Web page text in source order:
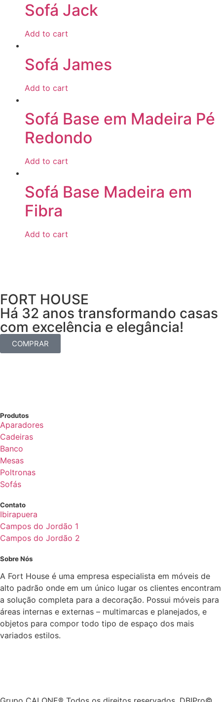
Sofá Jack
Add to cart
Sofá James
Add to cart
Sofá Base em Madeira Pé
Redondo
Add to cart
Sofá Base Madeira em
Fibra
Add to cart
FORT HOUSE
Há 32 anos transformando casas
com excelência e elegância!
COMPRAR
Produtos
Aparadores
Cadeiras
Banco
Mesas
Poltronas
Sofás
Contato
Ibirapuera
Campos do Jordão 1
Campos do Jordão 2
Sobre Nós
A Fort House é uma empresa especialista em móveis de
alto padrão onde em um único lugar os clientes encontram
a solução completa para a decoração. Possui móveis para
áreas internas e externas – multimarcas e planejados, e
objetos para compor todo tipo de espaço dos mais
variados estilos.